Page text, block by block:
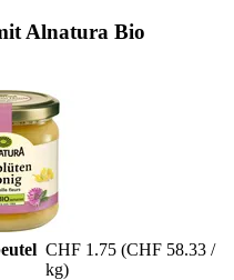
Alnatura Bio
CHF 1.75 (CHF 58.33 /
kg)